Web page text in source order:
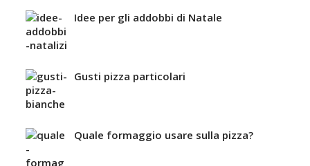
Idee per gli addobbi di Natale
Gusti pizza particolari
Quale formaggio usare sulla pizza?